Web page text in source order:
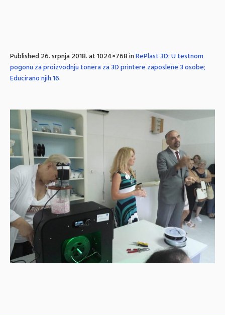
Published26. srpnja 2018.at 1024×768 inRePlast 3D: U testnom
pogonu za proizvodnju tonera za 3D printere zaposlene 3 osobe;
Educirano njih 16.